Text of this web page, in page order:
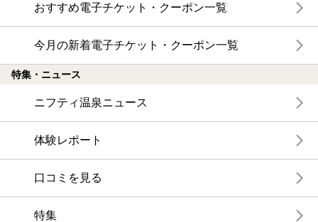
おすすめ電子チケット・クーポン一覧
今月の新着電子チケット・クーポン一覧
特集・ニュース
ニフティ温泉ニュース
体験レポート
口コミを見る
特集